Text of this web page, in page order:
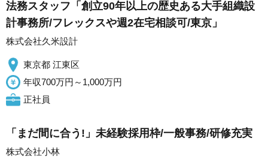
法務スタッフ「創立90年以上の歴史ある大手組織設
計事務所/フレックスや週2在宅相談可/東京」
株式会社久米設計
東京都 江東区
年収700万円～1,000万円
正社員
「まだ間に合う!」未経験採用枠/一般事務/研修充実
株式会社小林